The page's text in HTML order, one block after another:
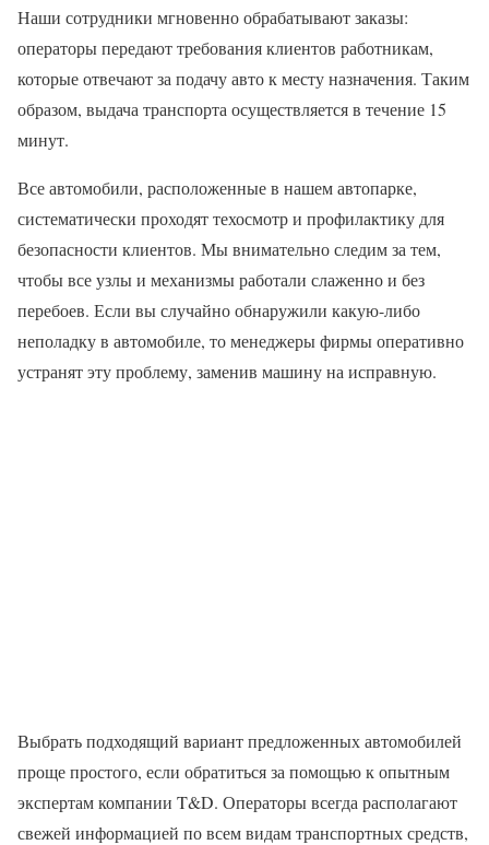
Наши сотрудники мгновенно обрабатывают заказы:
операторы передают требования клиентов работникам,
которые отвечают за подачу авто к месту назначения. Таким
образом, выдача транспорта осуществляется в течение 15
минут.
Все автомобили, расположенные в нашем автопарке,
систематически проходят техосмотр и профилактику для
безопасности клиентов. Мы внимательно следим за тем,
чтобы все узлы и механизмы работали слаженно и без
перебоев. Если вы случайно обнаружили какую-либо
неполадку в автомобиле, то менеджеры фирмы оперативно
устранят эту проблему, заменив машину на исправную.
Выбрать подходящий вариант предложенных автомобилей
проще простого, если обратиться за помощью к опытным
экспертам компании T&D. Операторы всегда располагают
свежей информацией по всем видам транспортных средств,